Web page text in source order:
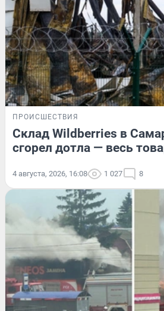
ПРОИСШЕСТВИЯ
Склад Wildberries в
сгорел дотла — весь
4 августа, 2026, 16:08 1 027 8